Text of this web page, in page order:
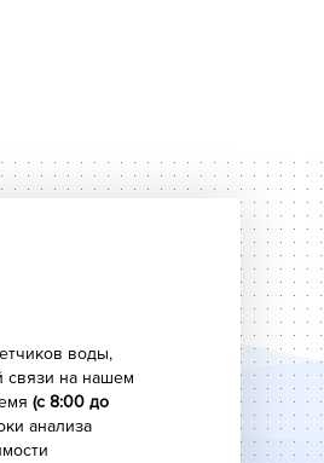
включается.
компании.
воды,
связи на нашем
(с 8:00 до
анализа